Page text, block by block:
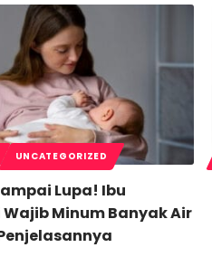
UNCATEGORIZED
Lupa! Ibu
Wajib Minum Banyak Air